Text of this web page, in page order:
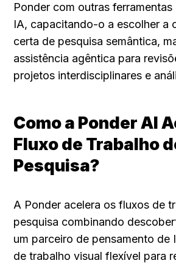
Ponder com outras
IA, capacitando-o a escolher a
certa de pesquisa semântica,
assistência agêntica para
projetos interdisciplinares e
Como a Ponder AI
Fluxo de Trabalho
Pesquisa?
A Ponder acelera os fluxos de
pesquisa combinando
um parceiro de pensamento de
de trabalho visual flexível para